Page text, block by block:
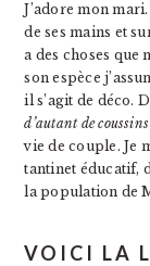
J’adore mon
de ses mains et
a des choses que
son espèce
il s’agit de déco.
d’autant de
vie de couple. Je
tantinet éducatif,
la population de
VOICI LA